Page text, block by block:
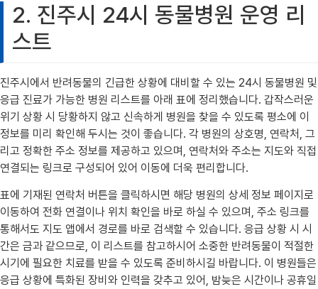
2. 진주시 24시 동물병원 운영 리
스트
진주시에서 반려동물의 긴급한 상황에 대비할 수 있는 24시 동물병원 및
응급 진료가 가능한 병원 리스트를 아래 표에 정리했습니다. 갑작스러운
위기 상황 시 당황하지 않고 신속하게 병원을 찾을 수 있도록 평소에 이
정보를 미리 확인해 두시는 것이 좋습니다. 각 병원의 상호명, 연락처, 그
리고 정확한 주소 정보를 제공하고 있으며, 연락처와 주소는 지도와 직접
연결되는 링크로 구성되어 있어 이동에 더욱 편리합니다.
표에 기재된 연락처 버튼을 클릭하시면 해당 병원의 상세 정보 페이지로
이동하여 전화 연결이나 위치 확인을 바로 하실 수 있으며, 주소 링크를
통해서도 지도 앱에서 경로를 바로 검색할 수 있습니다. 응급 상황 시 시
간은 금과 같으므로, 이 리스트를 참고하시어 소중한 반려동물이 적절한
시기에 필요한 치료를 받을 수 있도록 준비하시길 바랍니다. 이 병원들은
응급 상황에 특화된 장비와 인력을 갖추고 있어, 밤늦은 시간이나 공휴일